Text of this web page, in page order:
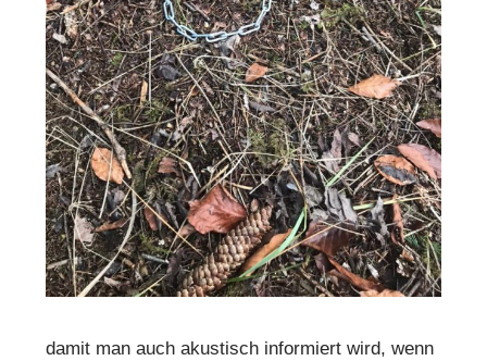
damit man auch akustisch informiert wird, wenn